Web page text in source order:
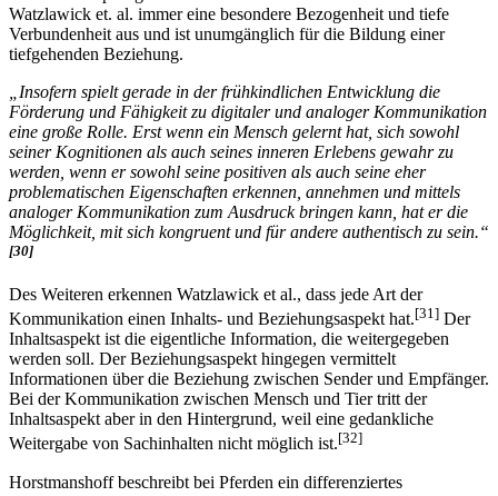
Sie ist die ursprünglichste Art der Kommunikation und drückt nach
Watzlawick et. al. immer eine besondere Bezogenheit und tiefe
tiefgehenden Beziehung.
„Insofern spielt gerade in der frühkindlichen Entwicklung die
Förderung und Fähigkeit zu digitaler und analoger Kommunikation
eine große Rolle. Erst wenn ein Mensch gelernt hat, sich sowohl
seiner Kognitionen als auch seines inneren Erlebens gewahr zu
werden, wenn er sowohl seine positiven als auch seine eher
problematischen Eigenschaften erkennen, annehmen und mittels
analoger Kommunikation zum Ausdruck bringen kann, hat er die
[30]
Des Weiteren erkennen Watzlawick et al., dass jede Art der
Kommunikation einen Inhalts- und Beziehungsaspekt hat.
Inhaltsaspekt ist die eigentliche Information, die weitergegeben
werden soll. Der Beziehungsaspekt hingegen vermittelt
Informationen über die Beziehung zwischen Sender und Empfänger.
Bei der Kommunikation zwischen Mensch und Tier tritt der
Weitergabe von Sachinhalten nicht möglich ist.[32]